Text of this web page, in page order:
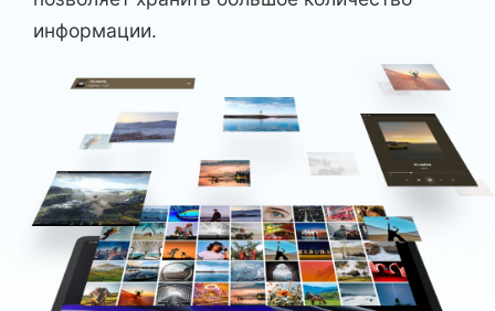
информации.